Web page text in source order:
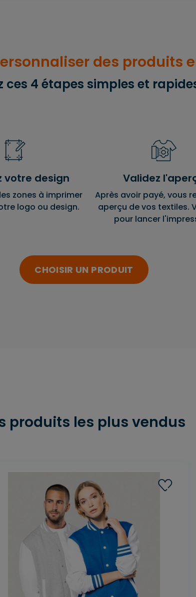
des produits
ces 4 étapes simples et
votre design
zones à imprimer
logo ou design.
Validez
Après avoir payé, vous
aperçu de vos textiles.
pour lancer
CHOISIR UN PRODUIT
produits les plus vendus